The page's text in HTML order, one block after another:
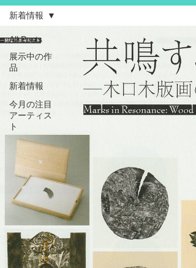
All Posts
展示中の作
品
新着情報
今月の注目
アーティス
ト
新着情報